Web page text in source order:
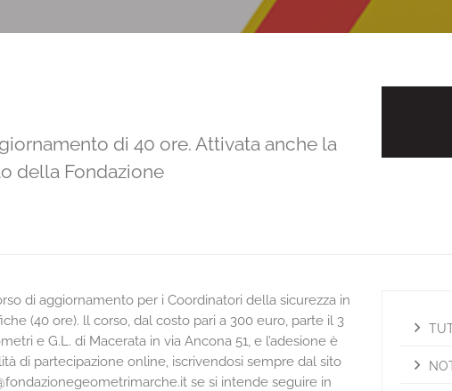
di 40 ore. Attivata anche la
della Fondazione
di aggiornamento per i Coordinatori della sicurezza in
(40 ore). ll corso, dal costo pari a 300 euro, parte il 3
e G.L. di Macerata in via Ancona 51, e l’adesione è
di partecipazione online, iscrivendosi sempre dal sito
se si intende seguire in